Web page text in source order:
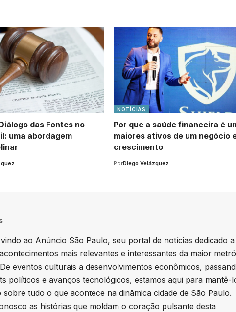
das Fontes no
uma abordagem
NOTÍCIAS
Por que a saúde financeira é
maiores ativos de um negócio
crescimento
PorDiego Velázquez
ao Anúncio São Paulo, seu portal de notícias dedicado a
mais relevantes e interessantes da maior
eventos culturais a desenvolvimentos econômicos,
políticos e avanços tecnológicos, estamos aqui para mantê-
sobre tudo o que acontece na dinâmica cidade de São Paulo.
as histórias que moldam o coração pulsante desta